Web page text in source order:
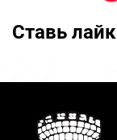
Ставь